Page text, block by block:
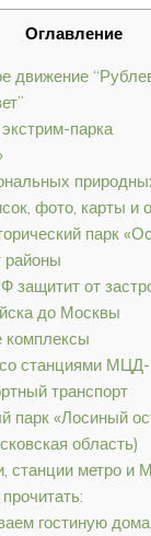
Оглавление
движение
парка
фото, карты и
парк
районы
защитит от
до Москвы
станциями
транспорт
парк «Лосиный
область)
станции метро и
гостиную